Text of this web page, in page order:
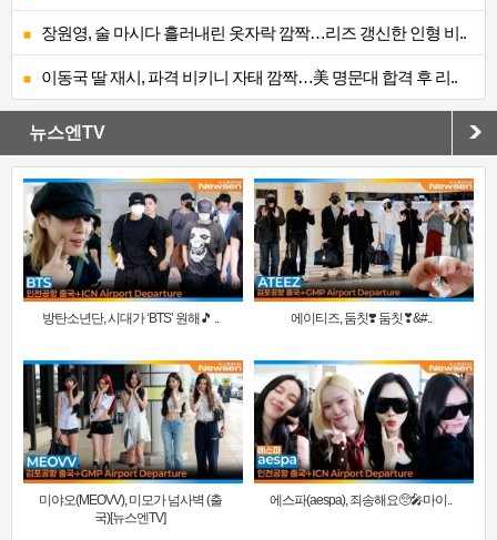
장원영, 술 마시다 흘러내린 옷자락 깜짝…리즈 갱신한 인형 비..
이동국 딸 재시, 파격 비키니 자태 깜짝…美 명문대 합격 후 리..
뉴스엔TV
방탄소년단, 시대가 ‘BTS’ 원해🎵 .. 에이티즈, 둠칫❣️ 둠칫❣&#..
미야오(MEOVV), 미모가 넘사벽 (출
국)[뉴스엔TV]
에스파(aespa), 죄송해요🥺🎤마이..